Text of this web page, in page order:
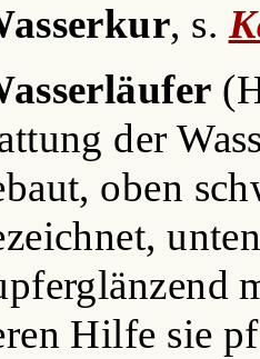
, s.
der
oben
Hilfe sie